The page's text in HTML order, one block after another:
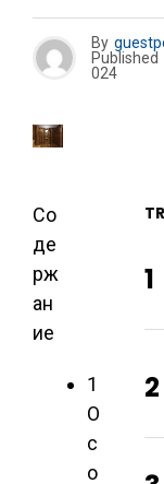
By
Published
024
Со
де
рж
ан
ие
1
О
с
о